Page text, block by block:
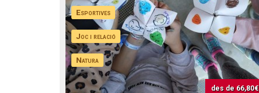
Esportives
Joc i relació
Natura
des de 66,80€